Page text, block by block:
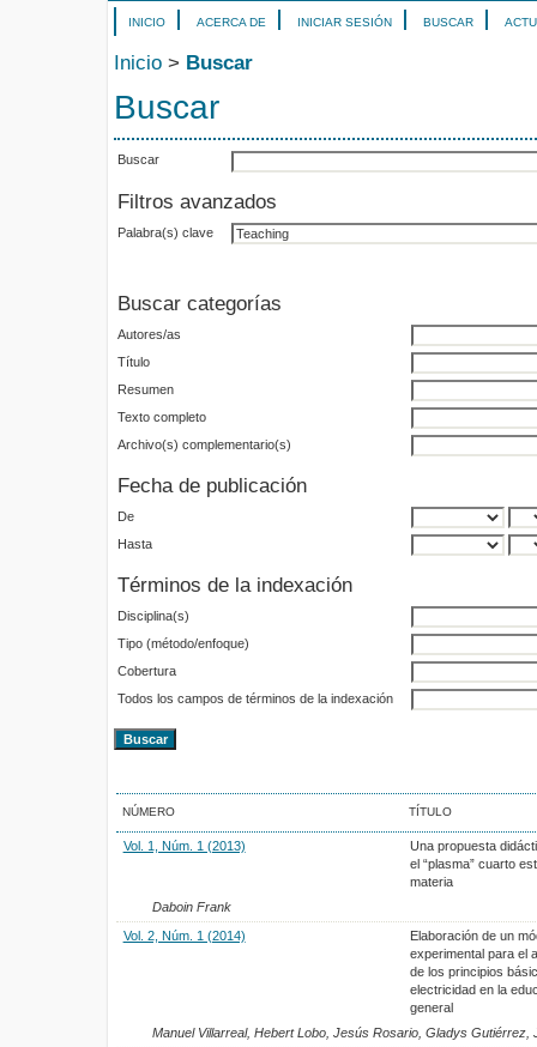
INICIO ACERCA DE INICIAR SESIÓN BUSCAR
Inicio > Buscar
Buscar
Buscar
Filtros avanzados
Palabra(s) clave
Buscar categorías
Autores/as
Título
Resumen
Texto completo
Archivo(s) complementario(s)
Fecha de publicación
De
Hasta
Términos de la indexación
Disciplina(s)
Tipo (método/enfoque)
Cobertura
Todos los campos de términos de la indexación
NÚMERO TÍTULO
Vol. 1, Núm. 1 (2013)
Una propuesta
el “plasma” cuarto
materia
Daboin Frank
Vol. 2, Núm. 1 (2014)
Elaboración de un
experimental para el
de los principios
electricidad en la
general
Manuel Villarreal, Hebert Lobo, Jesús Rosario, Gladys